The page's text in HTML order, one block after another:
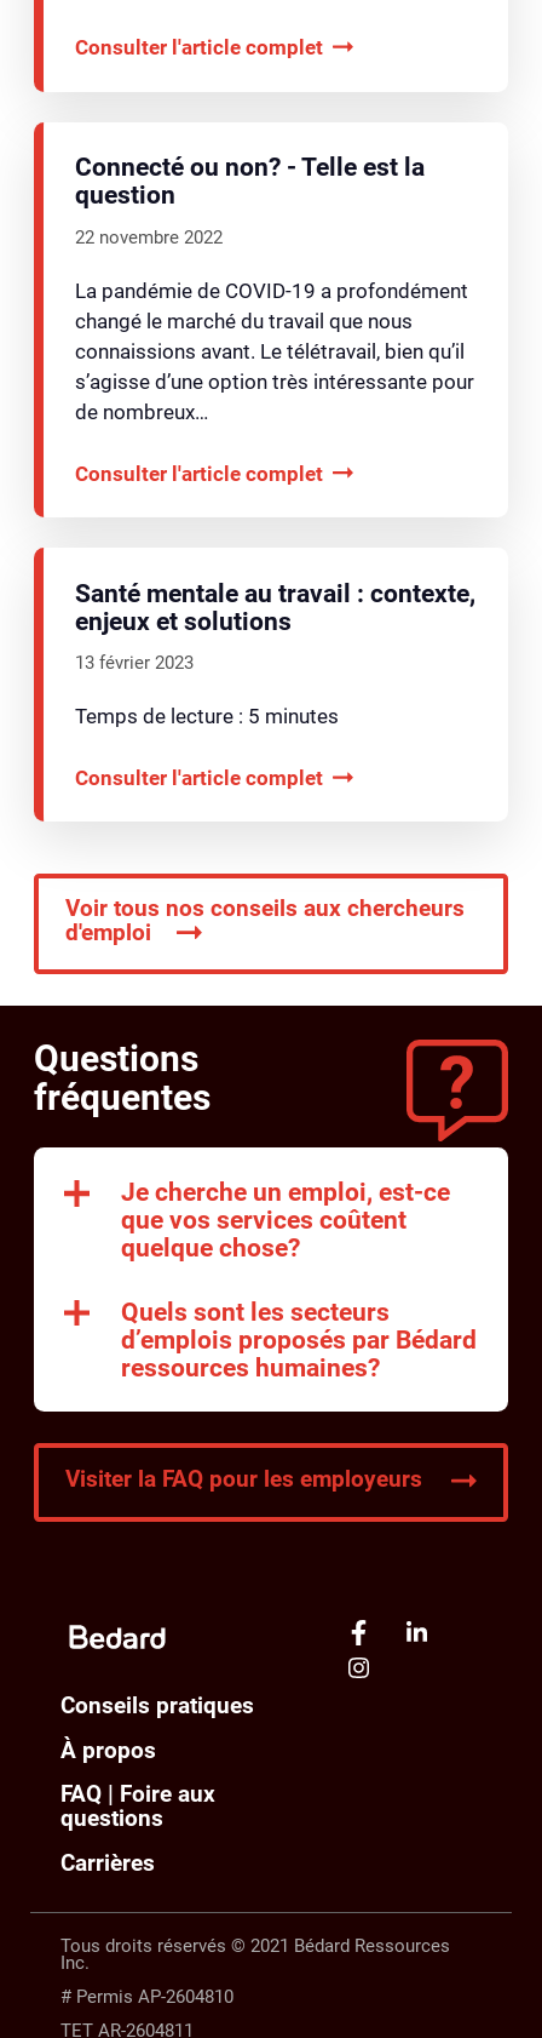
Consulter l'article complet
Connecté ou non? - Telle est la
question
22 novembre 2022
La pandémie de COVID-19 a profondément
changé le marché du travail que nous
connaissions avant. Le télétravail, bien qu’il
s’agisse d’une option très intéressante pour
de nombreux…
Consulter l'article complet
Santé mentale au travail : contexte,
enjeux et solutions
13 février 2023
Temps de lecture : 5 minutes
Consulter l'article complet
Voir tous nos conseils aux chercheurs
d'emploi
Questions
fréquentes
Je cherche un emploi, est-ce
que vos services coûtent
quelque chose?
Quels sont les secteurs
d’emplois proposés par Bédard
ressources humaines?
Visiter la FAQ pour les employeurs
Conseils pratiques
À propos
FAQ | Foire aux
questions
Carrières
Tous droits réservés © 2021 Bédard Ressources
Inc.
# Permis AP-2604810
TET AR-2604811